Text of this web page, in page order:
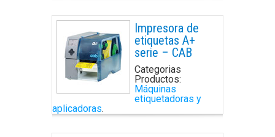
Impresora de
etiquetas A+
serie – CAB
Categorias
Productos:
Máquinas
etiquetadoras y
aplicadoras.